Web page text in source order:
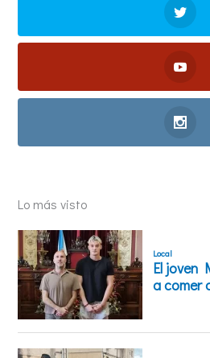
Lo más visto